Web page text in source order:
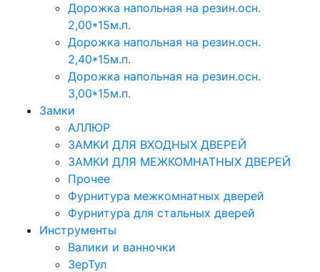
Дорожка напольная на резин.осн.
2,00*15м.п.
Дорожка напольная на резин.осн.
2,40*15м.п.
Дорожка напольная на резин.осн.
3,00*15м.п.
Замки
АЛЛЮР
ЗАМКИ ДЛЯ ВХОДНЫХ ДВЕРЕЙ
ЗАМКИ ДЛЯ МЕЖКОМНАТНЫХ ДВЕРЕЙ
Прочее
Фурнитура межкомнатных дверей
Фурнитура для стальных дверей
Инструменты
Валики и ванночки
ЗерТул